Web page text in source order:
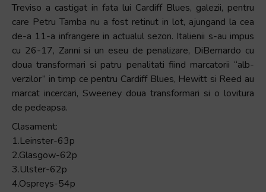
Treviso a castigat in fata lui Cardiff Blues, galezii, pentru
care Petru Tamba nu a fost retinut in lot, ajungand la cea
de-a 11-a infrangere in actualul sezon. Italienii s-au impus
cu 26-17, Zanni si un eseu de penalizare, DiBernardo cu
doua transformari si patru penalitati fiind marcatorii “alb-
verzilor” in timp ce pentru Cardiff Blues, Hewitt si Reed au
marcat incercari, Sweeney doua transformari si o lovitura
de pedeapsa.
Clasament:
1.Leinster-63p
2.Glasgow-62p
3.Ulster-62p
4.Ospreys-54p